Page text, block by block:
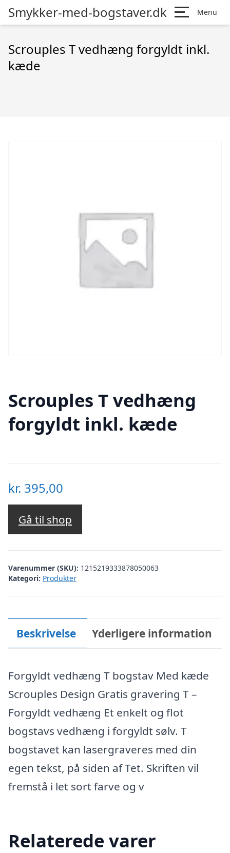
Smykker-med-bogstaver.dk Menu
Scrouples T vedhæng forgyldt inkl.
kæde
Scrouples T vedhæng
forgyldt inkl. kæde
kr. 395,00
Gå til shop
Varenummer (SKU): 1215219333878050063
Kategori: Produkter
Beskrivelse Yderligere information
Forgyldt vedhæng T bogstav Med kæde
Scrouples Design Gratis gravering T –
Forgyldt vedhæng Et enkelt og flot
bogstavs vedhæng i forgyldt sølv. T
bogstavet kan lasergraveres med din
egen tekst, på siden af Tet. Skriften vil
fremstå i let sort farve og v
Relaterede varer